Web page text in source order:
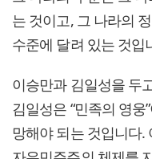
는 것이고, 그 나라의
수준에 달려 있는 것입
이승만과 김일성을 두
김일성은 “민족의 영
망해야 되는 것입니다.